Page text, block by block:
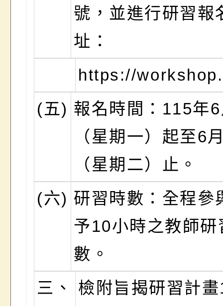
號，並進行研習報
址：
https://
(五) 報名時間：115年
（星期一）起至6
（星期二）止。
(六) 研習時數：全程參
予10小時之教師研
數。
三、
檢附旨揭研習計